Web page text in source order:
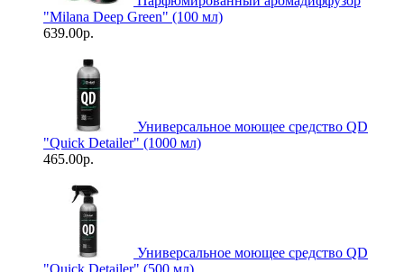
"Milana Deep Green" (100 мл)
639.00р.
Универсальное моющее средство QD
"Quick Detailer" (1000 мл)
465.00р.
Универсальное моющее средство QD
"Quick Detailer" (500 мл)